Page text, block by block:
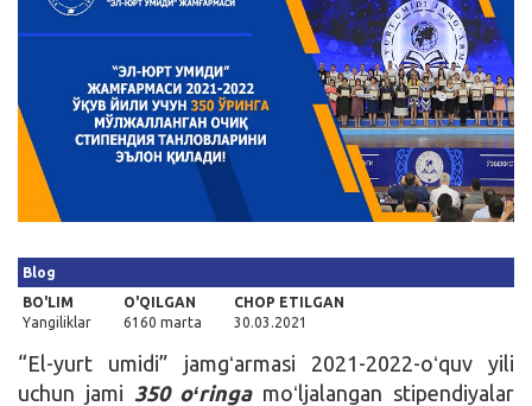
Blog
BO'LIM
Yangiliklar
O'QILGAN
6160 marta
CHOP ETILGAN
30.03.2021
“El-yurt umidi” jamgʻarmasi 2021-2022-oʻquv yili
uchun jami 350 oʻringamoʻljalangan stipendiyalar